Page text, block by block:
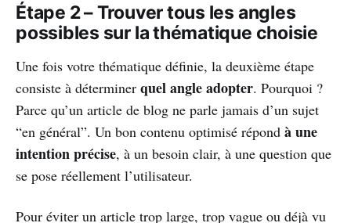
Étape 2 – Trouver tous les angles
possibles sur la thématique choisie
Une fois votre thématique définie, la deuxième étape
consiste à déterminer quel angle adopter. Pourquoi ?
Parce qu’un article de blog ne parle jamais d’un sujet
“en général”. Un bon contenu optimisé répond à une
intention précise, à un besoin clair, à une question que
se pose réellement l’utilisateur.
Pour éviter un article trop large, trop vague ou déjà vu